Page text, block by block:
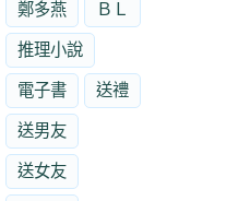
鄭多燕 ＢＬ
推理小說
電子書 送禮
送男友
送女友